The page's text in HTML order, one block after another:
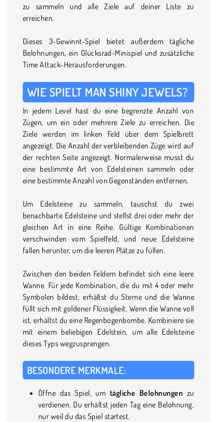
zu sammeln und alle Ziele auf deiner Liste zu
erreichen.
Dieses 3-Gewinnt-Spiel bietet außerdem tägliche
Belohnungen, ein Glücksrad-Minispiel und zusätzliche
Time Attack-Herausforderungen.
WIE SPIELT MAN SHINY JEWELS?
In jedem Level hast du eine begrenzte Anzahl von
Zügen, um ein oder mehrere Ziele zu erreichen. Die
Ziele werden im linken Feld über dem Spielbrett
angezeigt. Die Anzahl der verbleibenden Züge wird auf
der rechten Seite angezeigt. Normalerweise musst du
eine bestimmte Art von Edelsteinen sammeln oder
eine bestimmte Anzahl von Gegenständen entfernen.
Um Edelsteine zu sammeln, tauschst du zwei
benachbarte Edelsteine und stellst drei oder mehr der
gleichen Art in eine Reihe. Gültige Kombinationen
verschwinden vom Spielfeld, und neue Edelsteine
fallen herunter, um die leeren Plätze zu füllen.
Zwischen den beiden Feldern befindet sich eine leere
Wanne. Für jede Kombination, die du mit 4 oder mehr
Symbolen bildest, erhältst du Sterne und die Wanne
füllt sich mit goldener Flüssigkeit. Wenn die Wanne voll
ist, erhältst du eine Regenbogenbombe. Kombiniere sie
mit einem beliebigen Edelstein, um alle Edelsteine
dieses Typs wegzusprengen.
BESONDERE MERKMALE:
Öffne das Spiel, um tägliche Belohnungen zu
verdienen. Du erhältst jeden Tag eine Belohnung,
nur weil du das Spiel startest.